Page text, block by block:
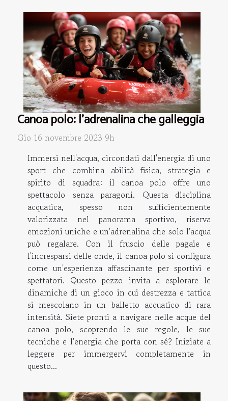
Canoa polo: l'adrenalina che galleggia
Gio 16 novembre 2023 9h
Immersi nell'acqua, circondati dall'energia di uno
sport che combina abilità fisica, strategia e
spirito di squadra: il canoa polo offre uno
spettacolo senza paragoni. Questa disciplina
acquatica, spesso non sufficientemente
valorizzata nel panorama sportivo, riserva
emozioni uniche e un'adrenalina che solo l'acqua
può regalare. Con il fruscio delle pagaie e
l'incresparsi delle onde, il canoa polo si configura
come un'esperienza affascinante per sportivi e
spettatori. Questo pezzo invita a esplorare le
dinamiche di un gioco in cui destrezza e tattica
si mescolano in un balletto acquatico di rara
intensità. Siete pronti a navigare nelle acque del
canoa polo, scoprendo le sue regole, le sue
tecniche e l'energia che porta con sé? Iniziate a
leggere per immergervi completamente in
questo...